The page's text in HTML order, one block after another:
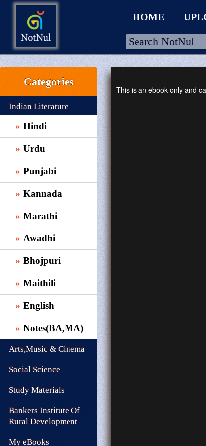
HOME
UPLOAD
WALLET
BLOG
ARRIVALS
CATEGORIES >
HOME
Categories
Indian Literature
Hindi
Urdu
Punjabi
Kannada
Marathi
Awadhi
Bhojpuri
Maithili
English
Notes(BA,MA)
Arts,Music & Cinema
Social Science
Study Materials
Bankers Institute Of
Rural Development
My eBooks
This is an ebook only and